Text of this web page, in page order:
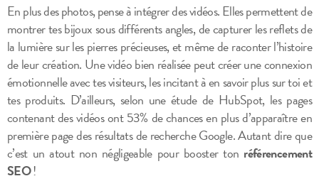
En plus des photos, pense à intégrer des vidéos. Elles permettent de
montrer tes bijoux sous différents angles, de capturer les reflets de
la lumière sur les pierres précieuses, et même de raconter l’histoire
de leur création. Une vidéo bien réalisée peut créer une connexion
émotionnelle avec tes visiteurs, les incitant à en savoir plus sur toi et
tes produits. D’ailleurs, selon une étude de HubSpot, les pages
contenant des vidéos ont 53% de chances en plus d’apparaître en
première page des résultats de recherche Google. Autant dire que
c’est un atout non négligeable pour booster ton référencement
SEO!